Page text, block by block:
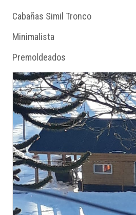
Cabañas Simil Tronco
Minimalista
Premoldeados